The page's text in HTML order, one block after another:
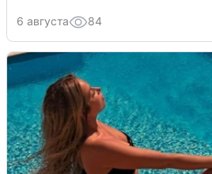
6 августа 84